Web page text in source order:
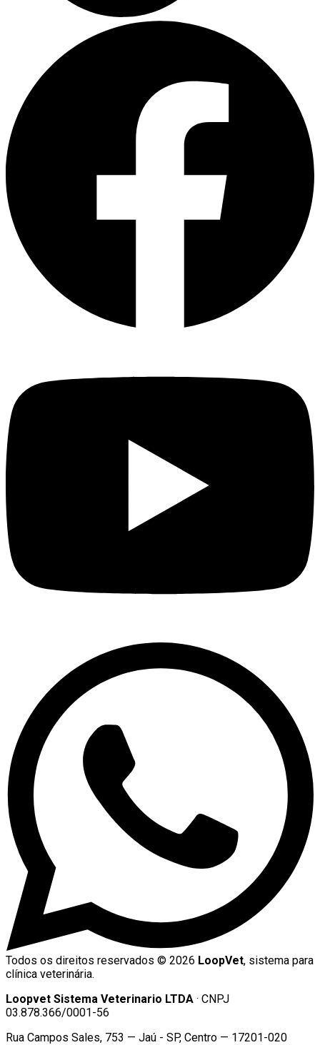
Todos os direitos reservados © 2026 LoopVet, sistema para
clínica veterinária.
Loopvet Sistema Veterinario LTDA · CNPJ
03.878.366/0001-56
Rua Campos Sales, 753 — Jaú - SP, Centro — 17201-020